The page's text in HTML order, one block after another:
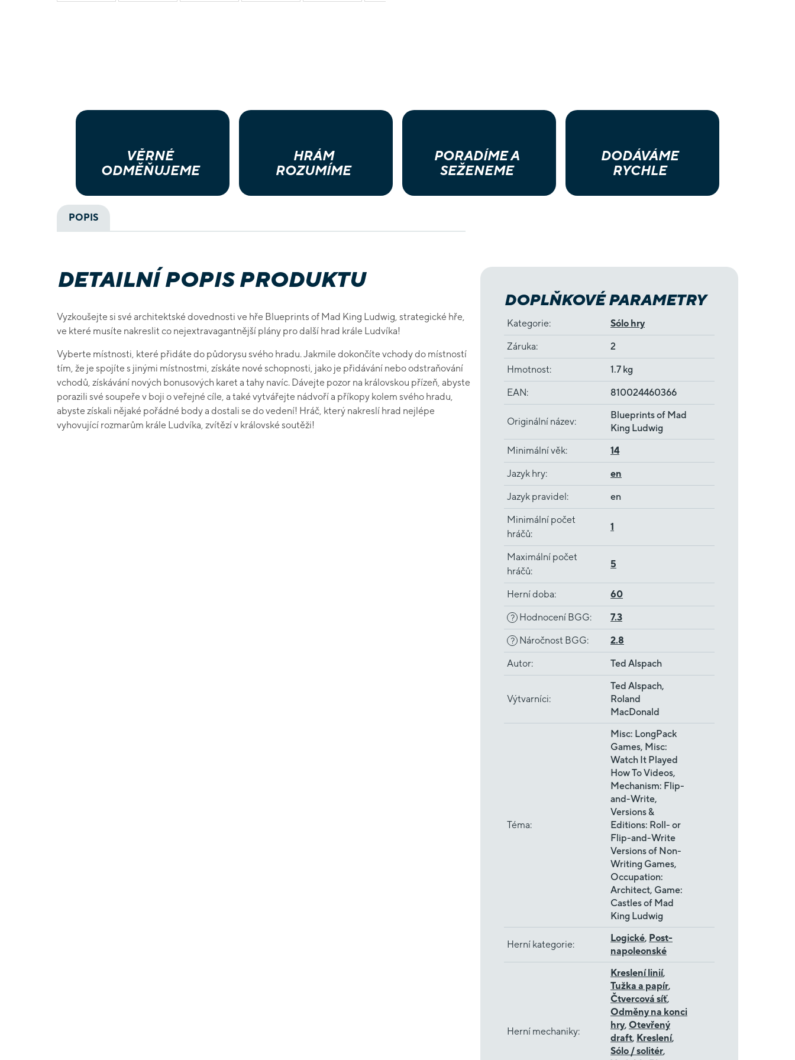
VĚRNÉ
ODMĚŇUJEME
HRÁM
ROZUMÍME
PORADÍME A
SEŽENEME
DODÁVÁME
RYCHLE
POPIS
DETAILNÍ POPIS PRODUKTU
Vyzkoušejte si své architektské dovednosti ve hře Blueprints of Mad King Ludwig, strategické hře,
ve které musíte nakreslit co nejextravagantnější plány pro další hrad krále Ludvíka!
Vyberte místnosti, které přidáte do půdorysu svého hradu. Jakmile dokončíte vchody do místností
tím, že je spojíte s jinými místnostmi, získáte nové schopnosti, jako je přidávání nebo odstraňování
vchodů, získávání nových bonusových karet a tahy navíc. Dávejte pozor na královskou přízeň, abyste
porazili své soupeře v boji o veřejné cíle, a také vytvářejte nádvoří a příkopy kolem svého hradu,
abyste získali nějaké pořádné body a dostali se do vedení! Hráč, který nakreslí hrad nejlépe
vyhovující rozmarům krále Ludvíka, zvítězí v královské soutěži!
DOPLŇKOVÉ PARAMETRY
Kategorie: Sólo hry
Záruka: 2
Hmotnost: 1.7 kg
EAN: 810024460366
Originální název:
Blueprints of Mad
King Ludwig
Minimální věk: 14
Jazyk hry: en
Jazyk pravidel: en
Minimální počet
hráčů:
1
Maximální počet
hráčů:
5
Herní doba: 60
? Hodnocení BGG: 7.3
? Náročnost BGG: 2.8
Autor: Ted Alspach
Výtvarníci:
Ted Alspach,
Roland
MacDonald
Téma:
Misc: LongPack
Games, Misc:
Watch It Played
How To Videos,
Mechanism: Flip-
and-Write,
Versions &
Editions: Roll- or
Flip-and-Write
Versions of Non-
Writing Games,
Occupation:
Architect, Game:
Castles of Mad
King Ludwig
Herní kategorie:
Logické, Post-
napoleonské
Herní mechaniky:
Kreslení linií,
Tužka a papír,
Čtvercová síť,
Odměny na konci
hry, Otevřený
draft, Kreslení,
Sólo / solitér,